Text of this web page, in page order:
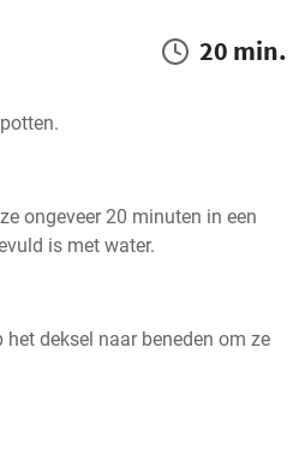
20 min.
ongeveer 20 minuten in een
is met water.
deksel naar beneden om ze